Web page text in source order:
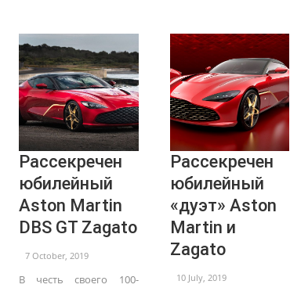
Рассекречен
юбилейный
Aston Martin
DBS GT Zagato
7 October, 2019
В честь своего 100-
Рассекречен
юбилейный
«дуэт» Aston
Martin и
Zagato
10 July, 2019